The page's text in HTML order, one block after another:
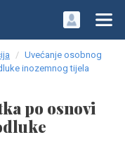
Uvećanje osobnog
inozemnog tijela
po osnovi